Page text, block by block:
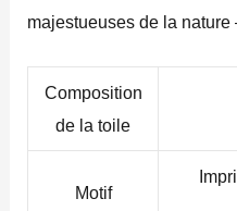
majestueuses de la nature
Composition
de la toile
Motif